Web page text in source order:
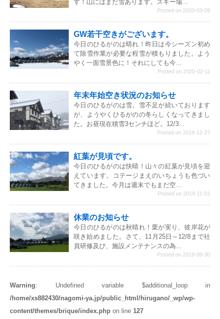
す！山にはまだ雪あります。スキー場...
Posted on 2020-03-09
GW若干空きがございます。
今日のひるがのは晴れ！昨日は今シーズン初め
て除雪作業が必要な程雪が積もりました。よう
やく一面雪景色に！それにしても今...
Posted on 2020-02-11
年末年始空き状況のお知らせ
今日のひるがのは雪。雪不足が続いております
が、ようやくひるがのの冬らしくなってきまし
た。お昼現在積雪3センチほど。12/3...
Posted on 2019-12-27
紅葉が見頃です。
今日のひるがのは快晴！山々の紅葉が見頃を迎
えています。コテージまえのいちょうも色づい
てきました。今月は週末でもまだ空...
Posted on 2019-11-01
休業のお知らせ
今日のひるがのは秋晴れ！栗が実り、彼岸花が
咲き始めました。さて、11月25日～12/8まで社
員研修及び、施設メンテナンスの為...
Posted on 2019-09-30
Warning: Undefined variable $additional_loop in
/home/xs882430/nagomi-ya.jp/public_html/hirugano/_wp/wp-
content/themes/brique/index.php on line 127